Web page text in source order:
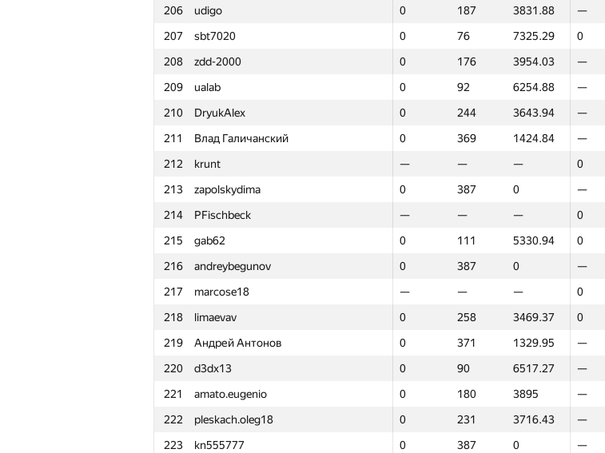
206
udigo 0 187 3831.88 —
207
sbt7020 0 76 7325.29 0
208
zdd-2000 0 176 3954.03 —
209
ualab 0 92 6254.88 —
210
DryukAlex 0 244 3643.94 —
211
Влад Галичанский 0 369 1424.84 —
212
krunt — — — 0
213
zapolskydima 0 387 0 —
214
PFischbeck — — — 0
215
gab62 0 111 5330.94 0
216
andreybegunov 0 387 0 —
217
marcose18 — — — 0
218
limaevav 0 258 3469.37 0
219
Андрей Антонов 0 371 1329.95 —
220
d3dx13 0 90 6517.27 —
221
amato.eugenio 0 180 3895 —
222
pleskach.oleg18 0 231 3716.43 —
223
kn555777 0 387 0 —
Participant 1
GP30 Place Score